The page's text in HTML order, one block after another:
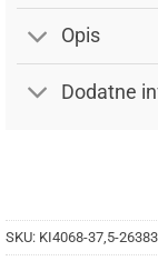
Opis
Dodatne
SKU: KI4068-37,5-